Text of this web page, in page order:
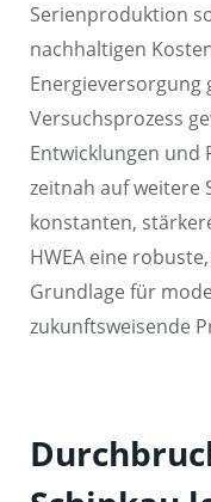
Serienproduktion
nachhaltigen
Energieversorgung
Versuchsprozess
Entwicklungen und
zeitnah auf weitere
konstanten,
HWEA eine
Grundlage für
zukunftsweisende